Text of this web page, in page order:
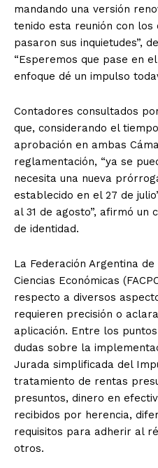
mandando una versión
tenido esta reunión con los
pasaron sus inquietudes”,
“Esperemos que pase en
enfoque dé un impulso
Contadores consultados
que, considerando el
aprobación en ambas
reglamentación, “ya se
necesita una nueva
establecido en el 27 de
al 31 de agosto”, afirmó un
de identidad.
La Federación Argentina
Ciencias Económicas
respecto a diversos
requieren precisión o
aplicación. Entre los
dudas sobre la
Jurada simplificada del
tratamiento de rentas
presuntos, dinero en
recibidos por herencia,
requisitos para adherir al
otros.